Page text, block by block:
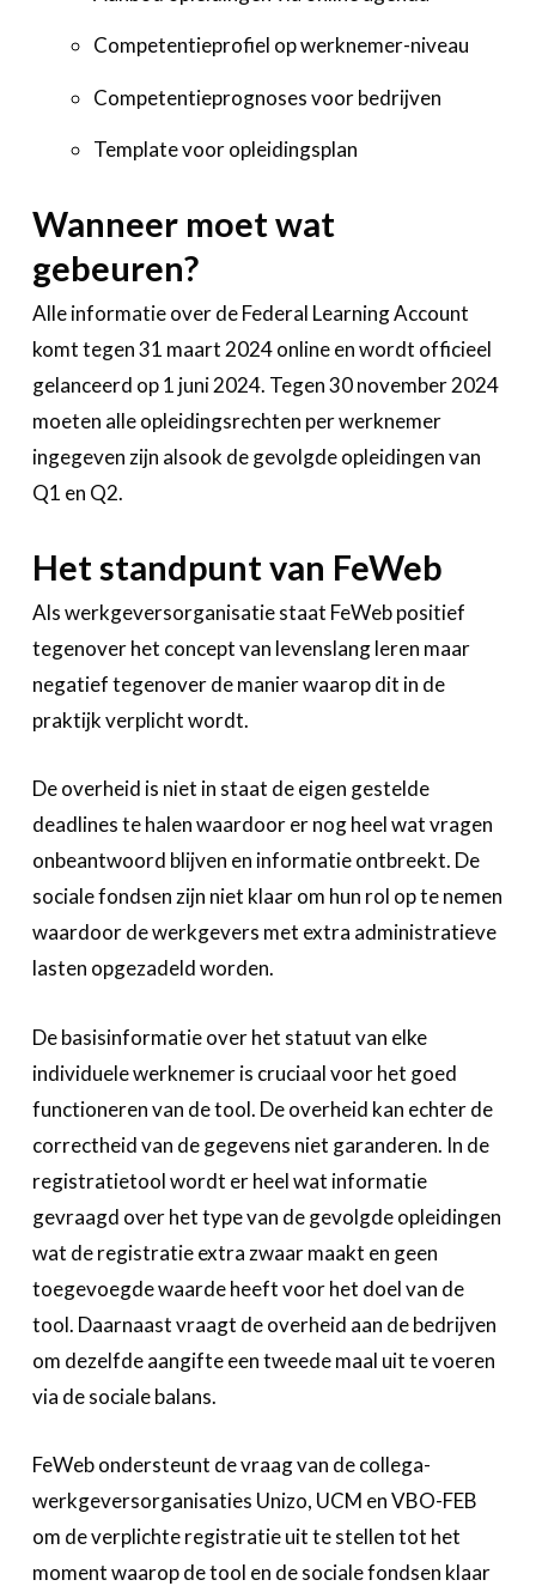
Competentieprofiel op werknemer-niveau
Competentieprognoses voor bedrijven
Template voor opleidingsplan
Wanneer moet wat
gebeuren?
Alle informatie over de Federal Learning Account
komt tegen 31 maart 2024 online en wordt officieel
gelanceerd op 1 juni 2024. Tegen 30 november 2024
moeten alle opleidingsrechten per werknemer
ingegeven zijn alsook de gevolgde opleidingen van
Q1 en Q2.
Het standpunt van FeWeb
Als werkgeversorganisatie staat FeWeb positief
tegenover het concept van levenslang leren maar
negatief tegenover de manier waarop dit in de
praktijk verplicht wordt.
De overheid is niet in staat de eigen gestelde
deadlines te halen waardoor er nog heel wat vragen
onbeantwoord blijven en informatie ontbreekt. De
sociale fondsen zijn niet klaar om hun rol op te nemen
waardoor de werkgevers met extra administratieve
lasten opgezadeld worden.
De basisinformatie over het statuut van elke
individuele werknemer is cruciaal voor het goed
functioneren van de tool. De overheid kan echter de
correctheid van de gegevens niet garanderen. In de
registratietool wordt er heel wat informatie
gevraagd over het type van de gevolgde opleidingen
wat de registratie extra zwaar maakt en geen
toegevoegde waarde heeft voor het doel van de
tool. Daarnaast vraagt de overheid aan de bedrijven
om dezelfde aangifte een tweede maal uit te voeren
via de sociale balans.
FeWeb ondersteunt de vraag van de collega-
werkgeversorganisaties Unizo, UCM en VBO-FEB
om de verplichte registratie uit te stellen tot het
moment waarop de tool en de sociale fondsen klaar